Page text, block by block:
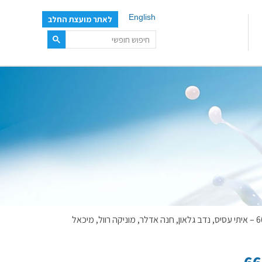
English לאתר מועצת החלב
תמונת הדם הנורמאלית של בקר לחלב בישראל – סכום מחקר 668-0042-04 – איתי עסיס, נדב גלאון, חנה אדלר, מוניקה רוול, מיכאל